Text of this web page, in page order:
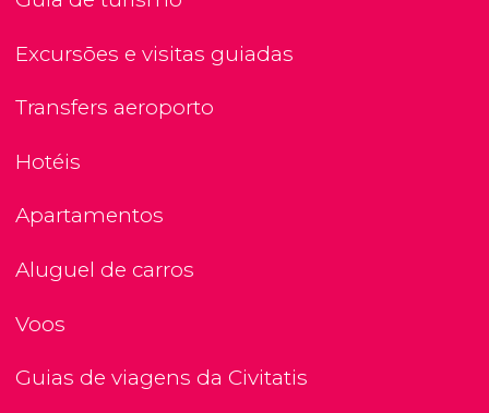
Excursões e visitas guiadas
Transfers aeroporto
Hotéis
Apartamentos
Aluguel de carros
Voos
Guias de viagens da Civitatis